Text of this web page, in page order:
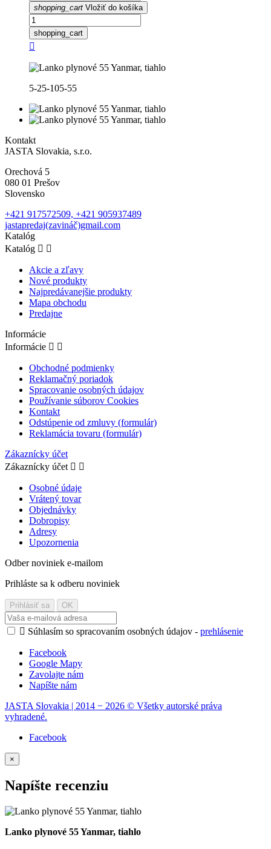
shopping_cart Vložiť do košíka
shopping_cart

5-25-105-55
Kontakt
JASTA Slovakia, s.r.o.
Orechová 5
080 01 Prešov
Slovensko
+421 917572509, +421 905937489
jastapredaj(zavináč)gmail.com
Katalóg
Katalóg  
Akcie a zľavy
Nové produkty
Najpredávanejšie produkty
Mapa obchodu
Predajne
Informácie
Informácie  
Obchodné podmienky
Reklamačný poriadok
Spracovanie osobných údajov
Používanie súborov Cookies
Kontakt
Odstúpenie od zmluvy (formulár)
Reklamácia tovaru (formulár)
Zákaznícky účet
Zákaznícky účet  
Osobné údaje
Vrátený tovar
Objednávky
Dobropisy
Adresy
Upozornenia
Odber noviniek e-mailom
Prihláste sa k odberu noviniek
 Súhlasím so spracovaním osobných údajov - prehlásenie
Facebook
Google Mapy
Zavolajte nám
Napíšte nám
JASTA Slovakia | 2014 − 2026 © Všetky autorské práva
vyhradené.
Facebook
×
Napíšte recenziu
Lanko plynové 55 Yanmar, tiahlo